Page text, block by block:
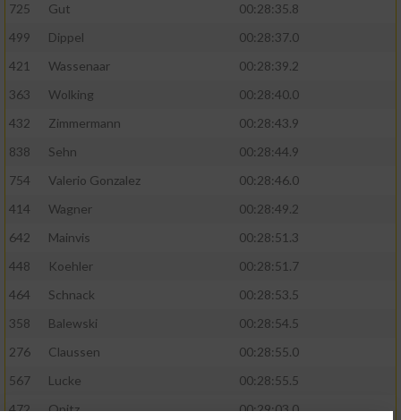
725
Gut
00:28:35.8
499
Dippel
00:28:37.0
421
Wassenaar
00:28:39.2
363
Wolking
00:28:40.0
432
Zimmermann
00:28:43.9
838
Sehn
00:28:44.9
754
Valerio Gonzalez
00:28:46.0
414
Wagner
00:28:49.2
642
Mainvis
00:28:51.3
448
Koehler
00:28:51.7
464
Schnack
00:28:53.5
358
Balewski
00:28:54.5
276
Claussen
00:28:55.0
567
Lucke
00:28:55.5
472
Opitz
00:29:03.0